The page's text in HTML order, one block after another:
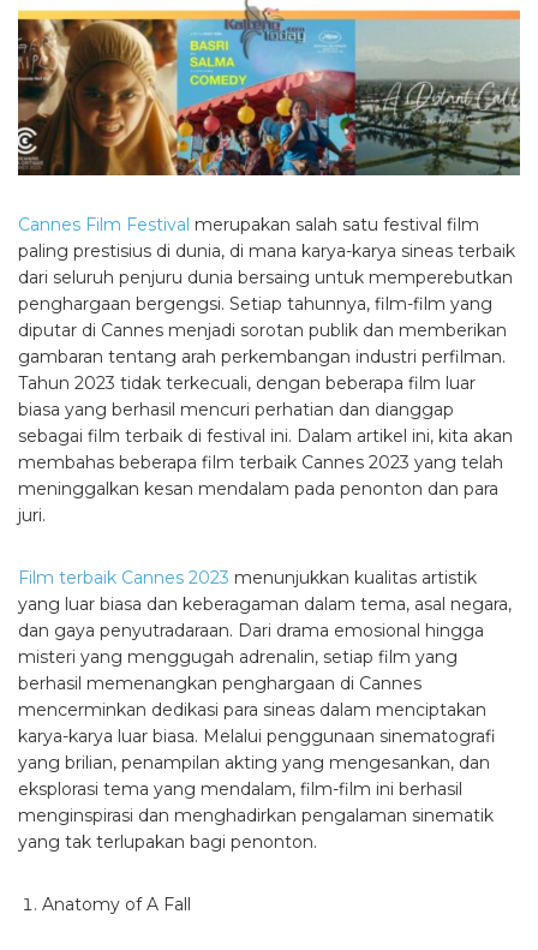
Cannes Film Festival merupakan salah satu festival film
paling prestisius di dunia, di mana karya-karya sineas terbaik
dari seluruh penjuru dunia bersaing untuk memperebutkan
penghargaan bergengsi. Setiap tahunnya, film-film yang
diputar di Cannes menjadi sorotan publik dan memberikan
gambaran tentang arah perkembangan industri perfilman.
Tahun 2023 tidak terkecuali, dengan beberapa film luar
biasa yang berhasil mencuri perhatian dan dianggap
sebagai film terbaik di festival ini. Dalam artikel ini, kita akan
membahas beberapa film terbaik Cannes 2023 yang telah
meninggalkan kesan mendalam pada penonton dan para
juri.
Film terbaik Cannes 2023 menunjukkan kualitas artistik
yang luar biasa dan keberagaman dalam tema, asal negara,
dan gaya penyutradaraan. Dari drama emosional hingga
misteri yang menggugah adrenalin, setiap film yang
berhasil memenangkan penghargaan di Cannes
mencerminkan dedikasi para sineas dalam menciptakan
karya-karya luar biasa. Melalui penggunaan sinematografi
yang brilian, penampilan akting yang mengesankan, dan
eksplorasi tema yang mendalam, film-film ini berhasil
menginspirasi dan menghadirkan pengalaman sinematik
yang tak terlupakan bagi penonton.
Anatomy of A Fall